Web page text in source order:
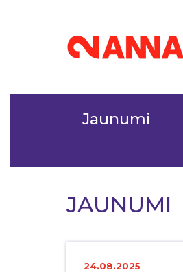
Jaunumi
JAUNUMI
24.08.2025